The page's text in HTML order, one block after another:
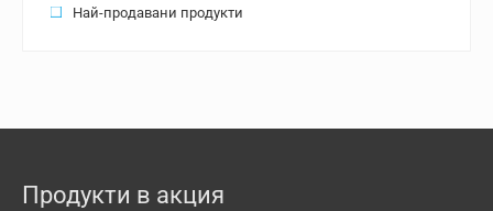
Най-продавани продукти
Продукти в акция